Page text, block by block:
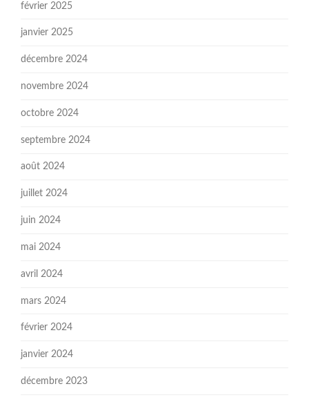
février 2025
janvier 2025
décembre 2024
novembre 2024
octobre 2024
septembre 2024
août 2024
juillet 2024
juin 2024
mai 2024
avril 2024
mars 2024
février 2024
janvier 2024
décembre 2023